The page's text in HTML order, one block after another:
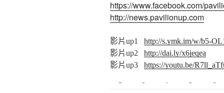
https://www.facebook.com/
http://news.pavilionup.com
影片up1 http://s.ymk.im/w/b5-
影片up2 http://dai.ly/x6jeqea
影片up3 https://youtu.be/